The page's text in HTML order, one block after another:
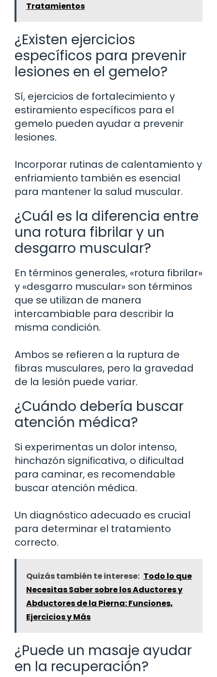
Tratamientos
¿Existen ejercicios
específicos para prevenir
lesiones en el gemelo?
Sí, ejercicios de fortalecimiento y
estiramiento específicos para el
gemelo pueden ayudar a prevenir
lesiones.
Incorporar rutinas de calentamiento y
enfriamiento también es esencial
para mantener la salud muscular.
¿Cuál es la diferencia entre
una rotura fibrilar y un
desgarro muscular?
En términos generales, «rotura fibrilar»
y «desgarro muscular» son términos
que se utilizan de manera
intercambiable para describir la
misma condición.
Ambos se refieren a la ruptura de
fibras musculares, pero la gravedad
de la lesión puede variar.
¿Cuándo debería buscar
atención médica?
Si experimentas un dolor intenso,
hinchazón significativa, o dificultad
para caminar, es recomendable
buscar atención médica.
Un diagnóstico adecuado es crucial
para determinar el tratamiento
correcto.
Quizás también te interese: Todo lo que
Necesitas Saber sobre los Aductores y
Abductores de la Pierna: Funciones,
Ejercicios y Más
¿Puede un masaje ayudar
en la recuperación?